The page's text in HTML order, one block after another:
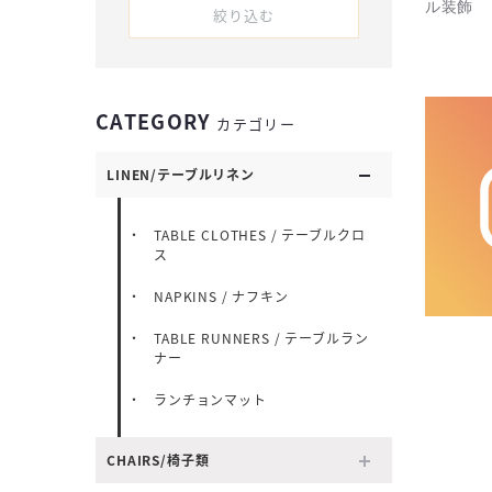
絞り込む
CATEGORY カテゴリー
LINEN/テーブルリネン
TABLE CLOTHES / テーブルクロ
ス
NAPKINS / ナフキン
TABLE RUNNERS / テーブルラン
ナー
ランチョンマット
CHAIRS/椅子類
ル装飾